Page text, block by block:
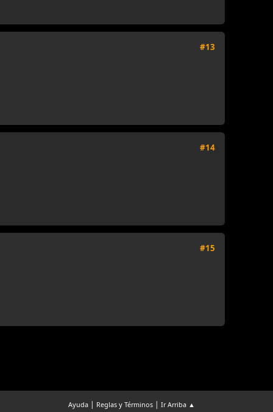
#13
#14
#15
Ayuda | Reglas y Términos |Ir Arriba ▲